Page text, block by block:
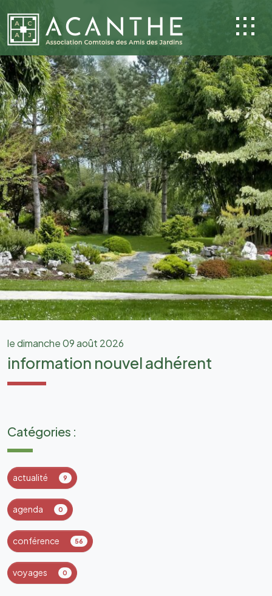
le dimanche 09 août 2026
information nouvel adhérent
Catégories :
actualité 9
agenda 0
conférence 56
voyages 0